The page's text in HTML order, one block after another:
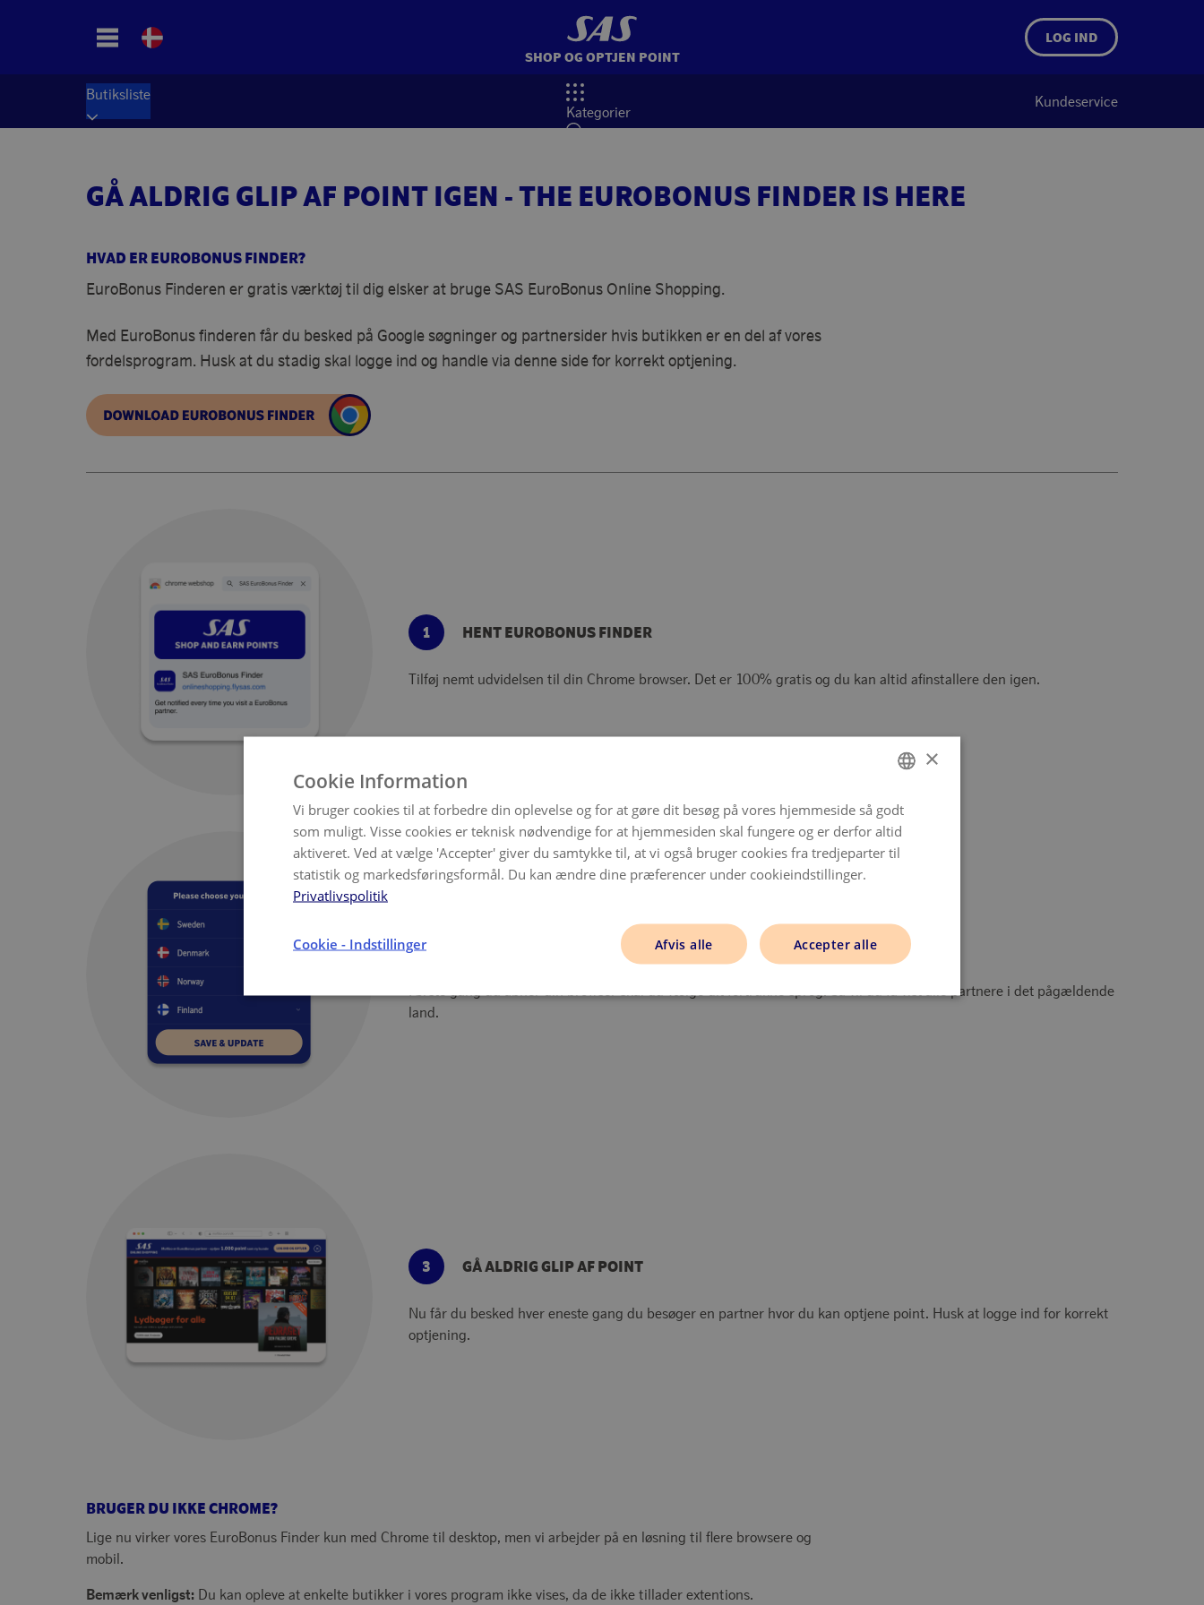
SHOP OG OPTJEN POINT
LOG IND
Butiksliste
Kategorier
Kundeservice
GÅ ALDRIG GLIP AF POINT IGEN - THE EUROBONUS FINDER IS HERE
HVAD ER EUROBONUS FINDER?
EuroBonus Finderen er gratis værktøj til dig elsker at bruge SAS EuroBonus Online Shopping.
Med EuroBonus finderen får du besked på Google søgninger og partnersider hvis butikken er en del af vores
fordelsprogram. Husk at du stadig skal logge ind og handle via denne side for korrekt optjening.
1 HENT EUROBONUS FINDER
Tilføj nemt udvidelsen til din Chrome browser. Det er 100% gratis og du kan altid afinstallere den igen.
2 VÆLG DIT FORETRUKNE SPROG
Første gang du åbner din browser skal du vælge dit fortrukne sprog. Så vil du få vist alle partnere i det pågældende
land.
3 GÅ ALDRIG GLIP AF POINT
Nu får du besked hver eneste gang du besøger en partner hvor du kan optjene point. Husk at logge ind for korrekt
optjening.
BRUGER DU IKKE CHROME?
Lige nu virker vores EuroBonus Finder kun med Chrome til desktop, men vi arbejder på en løsning til flere browsere og
mobil.
Bemærk venligst: Du kan opleve at enkelte butikker i vores program ikke vises, da de ikke tillader extentions.
DANISH
ENGLISH
FINNISH
×
Cookie Information
Vi bruger cookies til at forbedre din oplevelse og for at gøre dit besøg på vores hjemmeside så godt
som muligt. Visse cookies er teknisk nødvendige for at hjemmesiden skal fungere og er derfor altid
aktiveret. Ved at vælge 'Accepter' giver du samtykke til, at vi også bruger cookies fra tredjeparter til
statistik og markedsføringsformål. Du kan ændre dine præferencer under cookieindstillinger.
Privatlivspolitik
Accepter alle
Afvis alle
Cookie - Indstillinger